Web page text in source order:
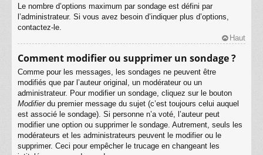
Le nombre d’options maximum par sondage est défini par
l’administrateur. Si vous avez besoin d’indiquer plus d’options,
contactez-le.
Haut
Comment modifier ou supprimer un sondage ?
Comme pour les messages, les sondages ne peuvent être
modifiés que par l’auteur original, un modérateur ou un
administrateur. Pour modifier un sondage, cliquez sur le bouton
Modifierdu premier message du sujet (c’est toujours celui auquel
est associé le sondage). Si personne n’a voté, l’auteur peut
modifier une option ou supprimer le sondage. Autrement, seuls les
modérateurs et les administrateurs peuvent le modifier ou le
supprimer. Ceci pour empêcher le trucage en changeant les